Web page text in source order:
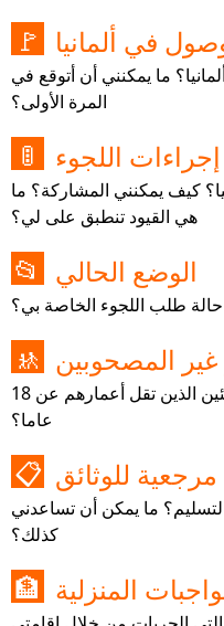
🚩 في ألمانيا
ما يمكنني أن أتوقع في
المرة الأولى؟
🚦 إجراءات اللجوء
كيف يمكنني المشاركة؟ ما
هي القيود تنطبق على لي؟
📂 الوضع الحالي
طلب اللجوء الخاصة بي؟
🚸 المصحوبين
ما هي القواعد تنطبق على اللاجئين الذين تقل أعمارهم عن 18
عاما؟
📋 مرجعية للوثائق
ما يمكن أن تساعدني
كذلك؟
🏦 المنزلية